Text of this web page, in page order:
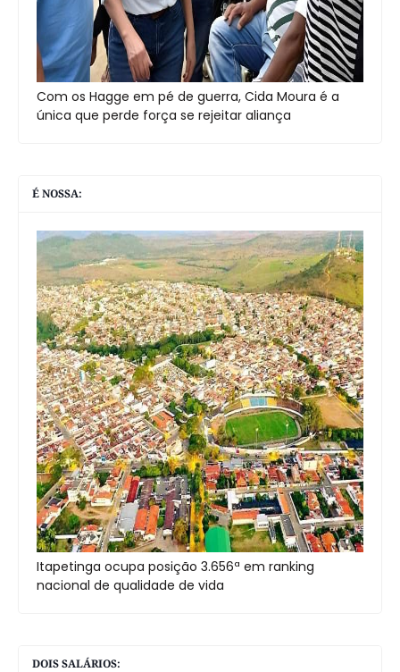
Com os Hagge em pé de guerra, Cida Moura é a
única que perde força se rejeitar aliança
É NOSSA:
Itapetinga ocupa posição 3.656ª em ranking
nacional de qualidade de vida
DOIS SALÁRIOS: